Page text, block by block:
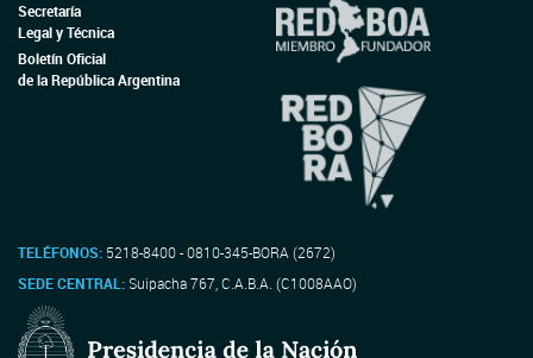
Secretaría
Legal y Técnica
Boletín Oficial
de la República Argentina
TELÉFONOS: 5218-8400 - 0810-345-BORA (2672)
SEDE CENTRAL:Suipacha 767, C.A.B.A. (C1008AAO)